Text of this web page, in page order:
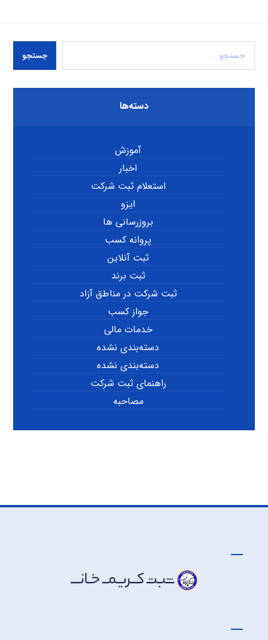
جستجو
دسته‌ها
آموزش
اخبار
استعلام ثبت شرکت
ایزو
بروزرسانی ها
پروانه کسب
ثبت آنلاین
ثبت برند
ثبت شرکت در مناطق آزاد
جواز کسب
خدمات مالی
دسته‌بندی نشده
دسته‌بندی نشده
راهنمای ثبت شرکت
مصاحبه